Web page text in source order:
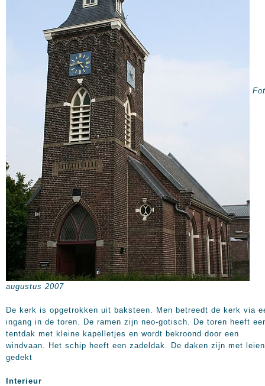
augustus 2007
De kerk is opgetrokken uit baksteen. Men betreedt de kerk via
ingang in de toren. De ramen zijn neo-gotisch. De toren heeft
tentdak met kleine kapelletjes en wordt bekroond door een
windvaan. Het schip heeft een zadeldak. De daken zijn met leien
gedekt
Interieur